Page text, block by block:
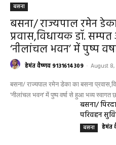
बसना
बसना/ राज्यपाल रमेन
प्रवास,विधायक डॉ.
‘नीलांचल भवन’ में पुष्प
हेमंत वैष्णव 9131614309 - August 8,
बसना/ राज्यपाल रमेन डेका का बसना
‘नीलांचल भवन’ में पुष्प वर्षा से हुआ भव्य स्वागत
बसना/
परिवहन
बसना हेमंत